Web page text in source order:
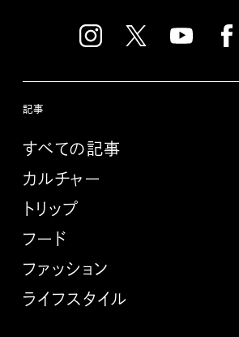
記事
すべての記事
カルチャー
トリップ
フード
ファッション
ライフスタイル